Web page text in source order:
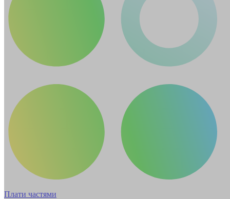
Плати частями